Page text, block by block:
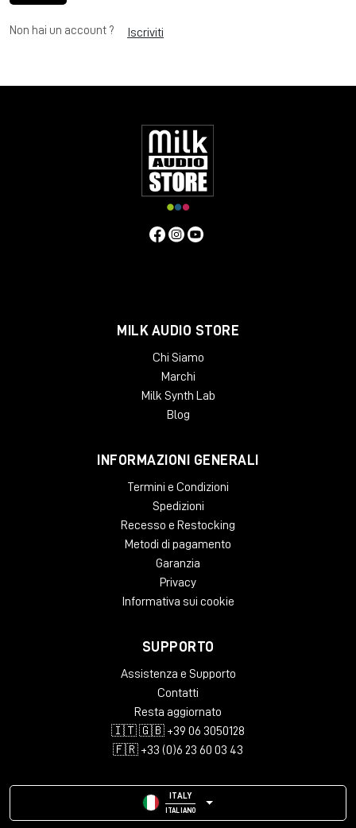
Non hai un account ? Iscriviti
MILK AUDIO STORE
Chi Siamo
Marchi
Milk Synth Lab
Blog
INFORMAZIONI GENERALI
Termini e Condizioni
Spedizioni
Recesso e Restocking
Metodi di pagamento
Garanzia
Privacy
Informativa sui cookie
SUPPORTO
Assistenza e Supporto
Contatti
Resta aggiornato
🇮🇹 🇬🇧 +39 06 3050128
🇫🇷 +33 (0)6 23 60 03 43
ITALY
ITALIANO